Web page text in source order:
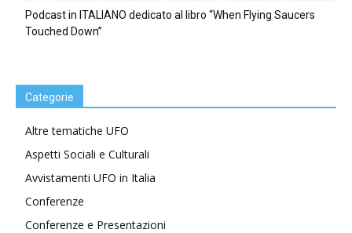
Podcast in ITALIANO dedicato al libro “When Flying Saucers
Touched Down”
Categorie
Altre tematiche UFO
Aspetti Sociali e Culturali
Avvistamenti UFO in Italia
Conferenze
Conferenze e Presentazioni